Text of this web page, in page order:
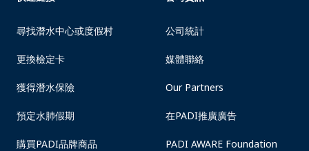
尋找潛水中心或度假村
更換檢定卡
獲得潛水保險
預定水肺假期
購買PADI品牌商品
公司統計
媒體聯絡
Our Partners
在PADI推廣廣告
PADI AWARE Foundation